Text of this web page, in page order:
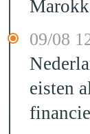
09/08
eisten